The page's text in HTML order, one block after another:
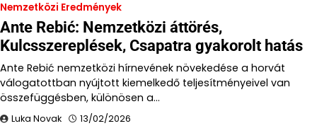
Nemzetközi Eredmények
Ante Rebić: Nemzetközi áttörés,
Kulcsszereplések, Csapatra gyakorolt hatás
Ante Rebić nemzetközi hírnevének növekedése a horvát
válogatottban nyújtott kiemelkedő teljesítményeivel van
összefüggésben, különösen a…
Luka Novak 13/02/2026